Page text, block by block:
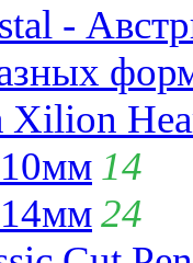
-
Xilion
14
24